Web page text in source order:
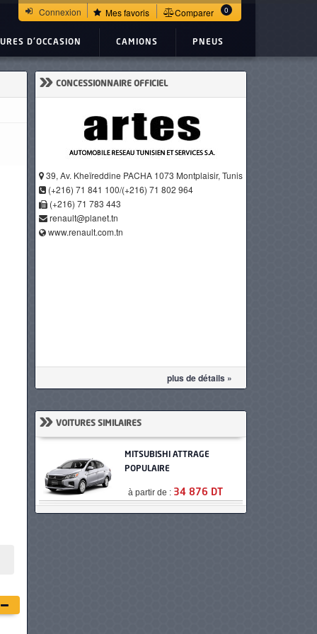
Connexion Mes favoris Comparer 0
D'OCCASION CAMIONS PNEUS
» CONCESSIONNAIRE OFFICIEL
39, Av. Kheïreddine PACHA 1073 Montplaisir, Tunis
(+216) 71 841 100/(+216) 71 802 964
(+216) 71 783 443
renault@planet.tn
www.renault.com.tn
plus de détails »
» VOITURES SIMILAIRES
MITSUBISHI ATTRAGE
POPULAIRE
à partir de : 34 876 DT